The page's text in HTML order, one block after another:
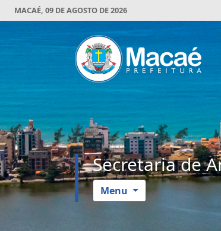
MACAÉ, 09 DE AGOSTO DE 2026
Secretaria de
Menu